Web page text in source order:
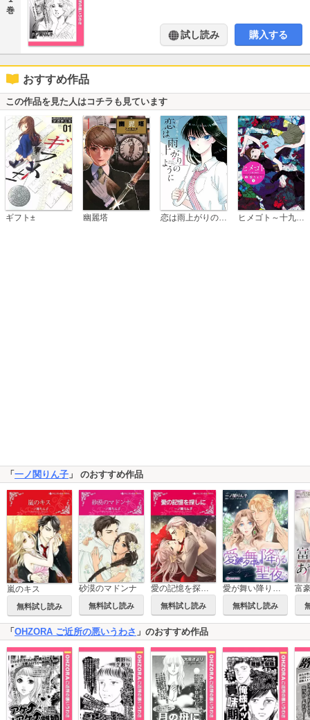
巻
試し読み 購入する
おすすめ作品
この作品を見た人はコチラも見ています
ギフト± 幽麗塔 恋は雨上がりのように ヒメゴト～十九歳の制服～
「 一ノ関りん子 」 のおすすめ作品
嵐のキス
無料試し読み
砂漠のマドンナ
無料試し読み
愛の記憶を探しに
無料試し読み
愛が舞い降りる聖夜
無料試し読み
「 OHZORA ご近所の悪いうわさ 」のおすすめ作品